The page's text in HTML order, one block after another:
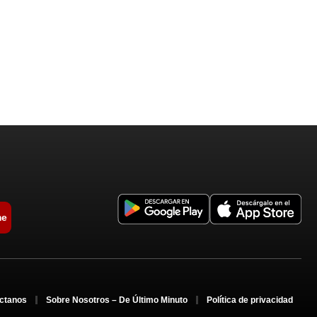
Sobre Nosotros – De Último Minuto Política de privacidad